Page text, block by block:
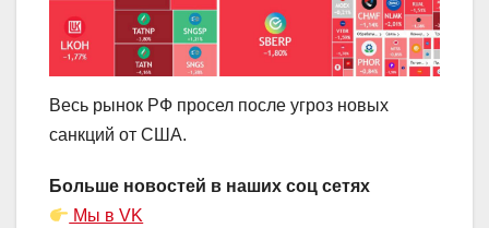
Весь рынок РФ просел после угроз новых
санкций от США.
Больше новостей в наших соц сетях
Мы в VK